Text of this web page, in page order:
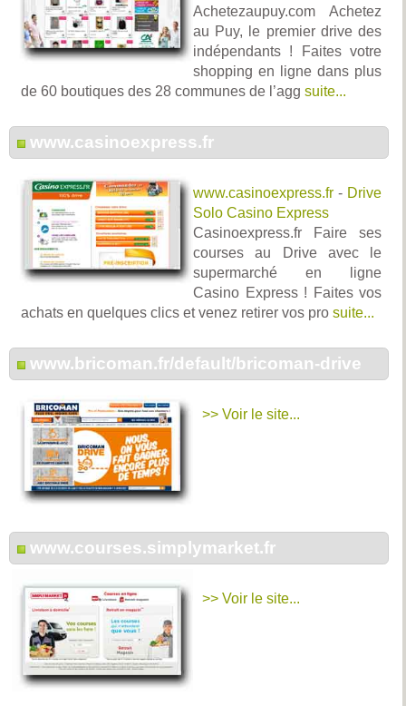
Achetezaupuy.com Achetez
au Puy, le premier drive des
indépendants ! Faites votre
shopping en ligne dans plus
de 60 boutiques des 28 communes de l’agg suite...
www.casinoexpress.fr
www.casinoexpress.fr - Drive
Solo Casino Express
Casinoexpress.fr Faire ses
courses au Drive avec le
supermarché en ligne
Casino Express ! Faites vos
achats en quelques clics et venez retirer vos pro suite...
www.bricoman.fr/default/bricoman-drive
>> Voir le site...
www.courses.simplymarket.fr
>> Voir le site...